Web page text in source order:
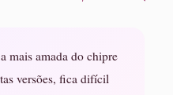
mais amada do chipre
versões, fica difícil